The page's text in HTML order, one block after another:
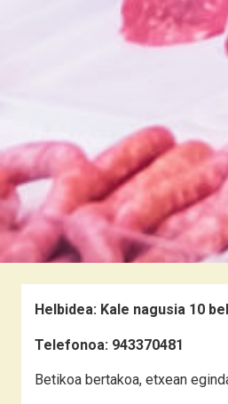
Helbidea: Kale nagusia 10
Telefonoa: 943370481
Betikoa bertakoa, etxean